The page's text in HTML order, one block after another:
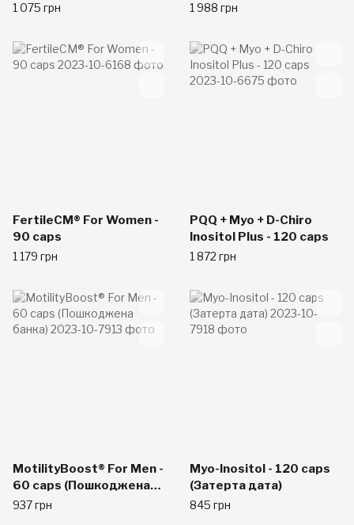
1 075 грн 1 988 грн
FertileCM® For Women -
90 caps
1 179 грн
PQQ + Myo + D-Chiro
Inositol Plus - 120 caps
1 872 грн
MotilityBoost® For Men -
60 caps (Пошкоджена
банка)
937 грн
Myo-Inositol - 120 caps
(Затерта дата)
845 грн